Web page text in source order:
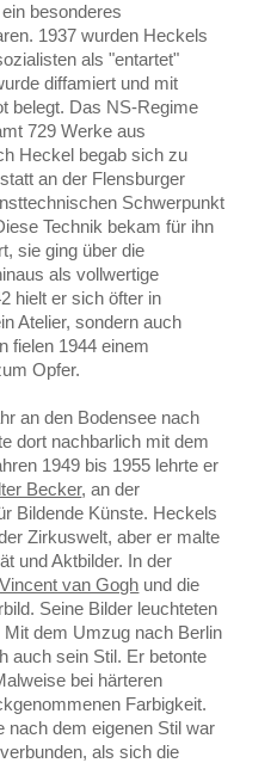
besonderes
1937 wurden Heckels
als "entartet"
diffamiert und mit
belegt. Das NS-Regime
729 Werke aus
Heckel begab sich zu
an der Flensburger
Schwerpunkt
Technik bekam für ihn
sie ging über die
als vollwertige
hielt er sich öfter in
Atelier, sondern auch
fielen 1944 einem
Opfer.
an den Bodensee nach
dort nachbarlich mit dem
1949 bis 1955 lehrte er
Becker, an der
Bildende Künste. Heckels
Zirkuswelt, aber er malte
und Aktbilder. In der
Vincent van Gogh und die
Seine Bilder leuchteten
dem Umzug nach Berlin
auch sein Stil. Er betonte
bei härteren
Farbigkeit.
nach dem eigenen Stil war
als sich die